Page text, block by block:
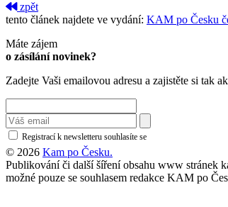
zpět
tento článek najdete ve vydání: KAM po Česku
Máte zájem
o zásílání novinek?
Zadejte Vaši emailovou adresu a zajistěte si tak
Registrací k newsletteru souhlasíte se
© 2026 Kam po Česku.
Publikování či další šíření obsahu www stránek
možné pouze se souhlasem redakce KAM po